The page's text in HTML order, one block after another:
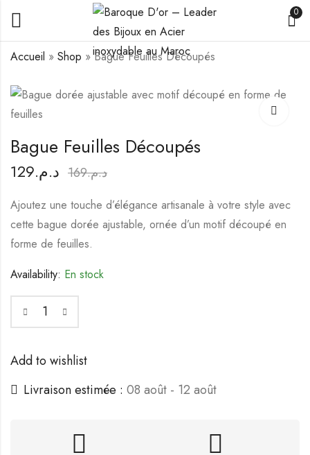
0
Accueil » Shop »Bague Feuilles Découpés
Bague Pierre
Bague Nœud Élégant
Bague Feuilles Découpés
د.م.129 د.م.169
Ajoutez une touche d’élégance artisanale à votre style avec
cette bague dorée ajustable, ornée d’un motif découpé en
forme de feuilles.
Availability: En stock
Add to wishlist
Livraison estimée : 08 août - 12 août